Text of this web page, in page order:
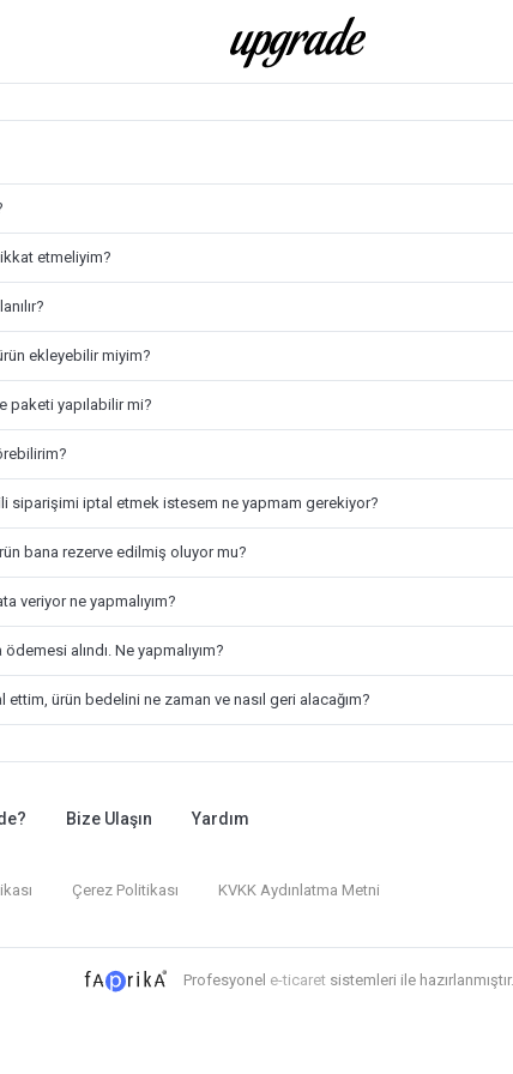
etmeliyim?
ekleyebilir miyim?
paketi yapılabilir mi?
siparişimi iptal etmek istesem ne yapmam gerekiyor?
bana rezerve edilmiş oluyor mu?
veriyor ne yapmalıyım?
alındı. Ne yapmalıyım?
ürün bedelini ne zaman ve nasıl geri alacağım?
Bize Ulaşın Yardım
Çerez Politikası KVKK Aydınlatma Metni
Profesyonel e-ticaret sistemleri ile hazırlanmıştır.